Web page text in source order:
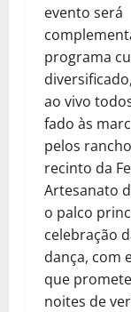
evento será
programa
ao vivo
fado às
pelos
recinto da
Artesanato
o palco
celebração
dança, com
que
noites de